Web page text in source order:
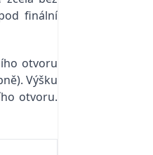
finální
otvoru
Výšku
otvoru.